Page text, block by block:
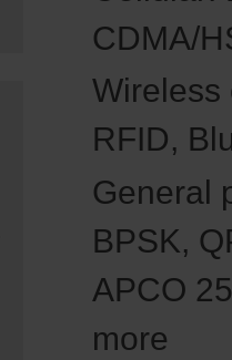
CDMA/
RFID,
General
BPSK,
APCO
more